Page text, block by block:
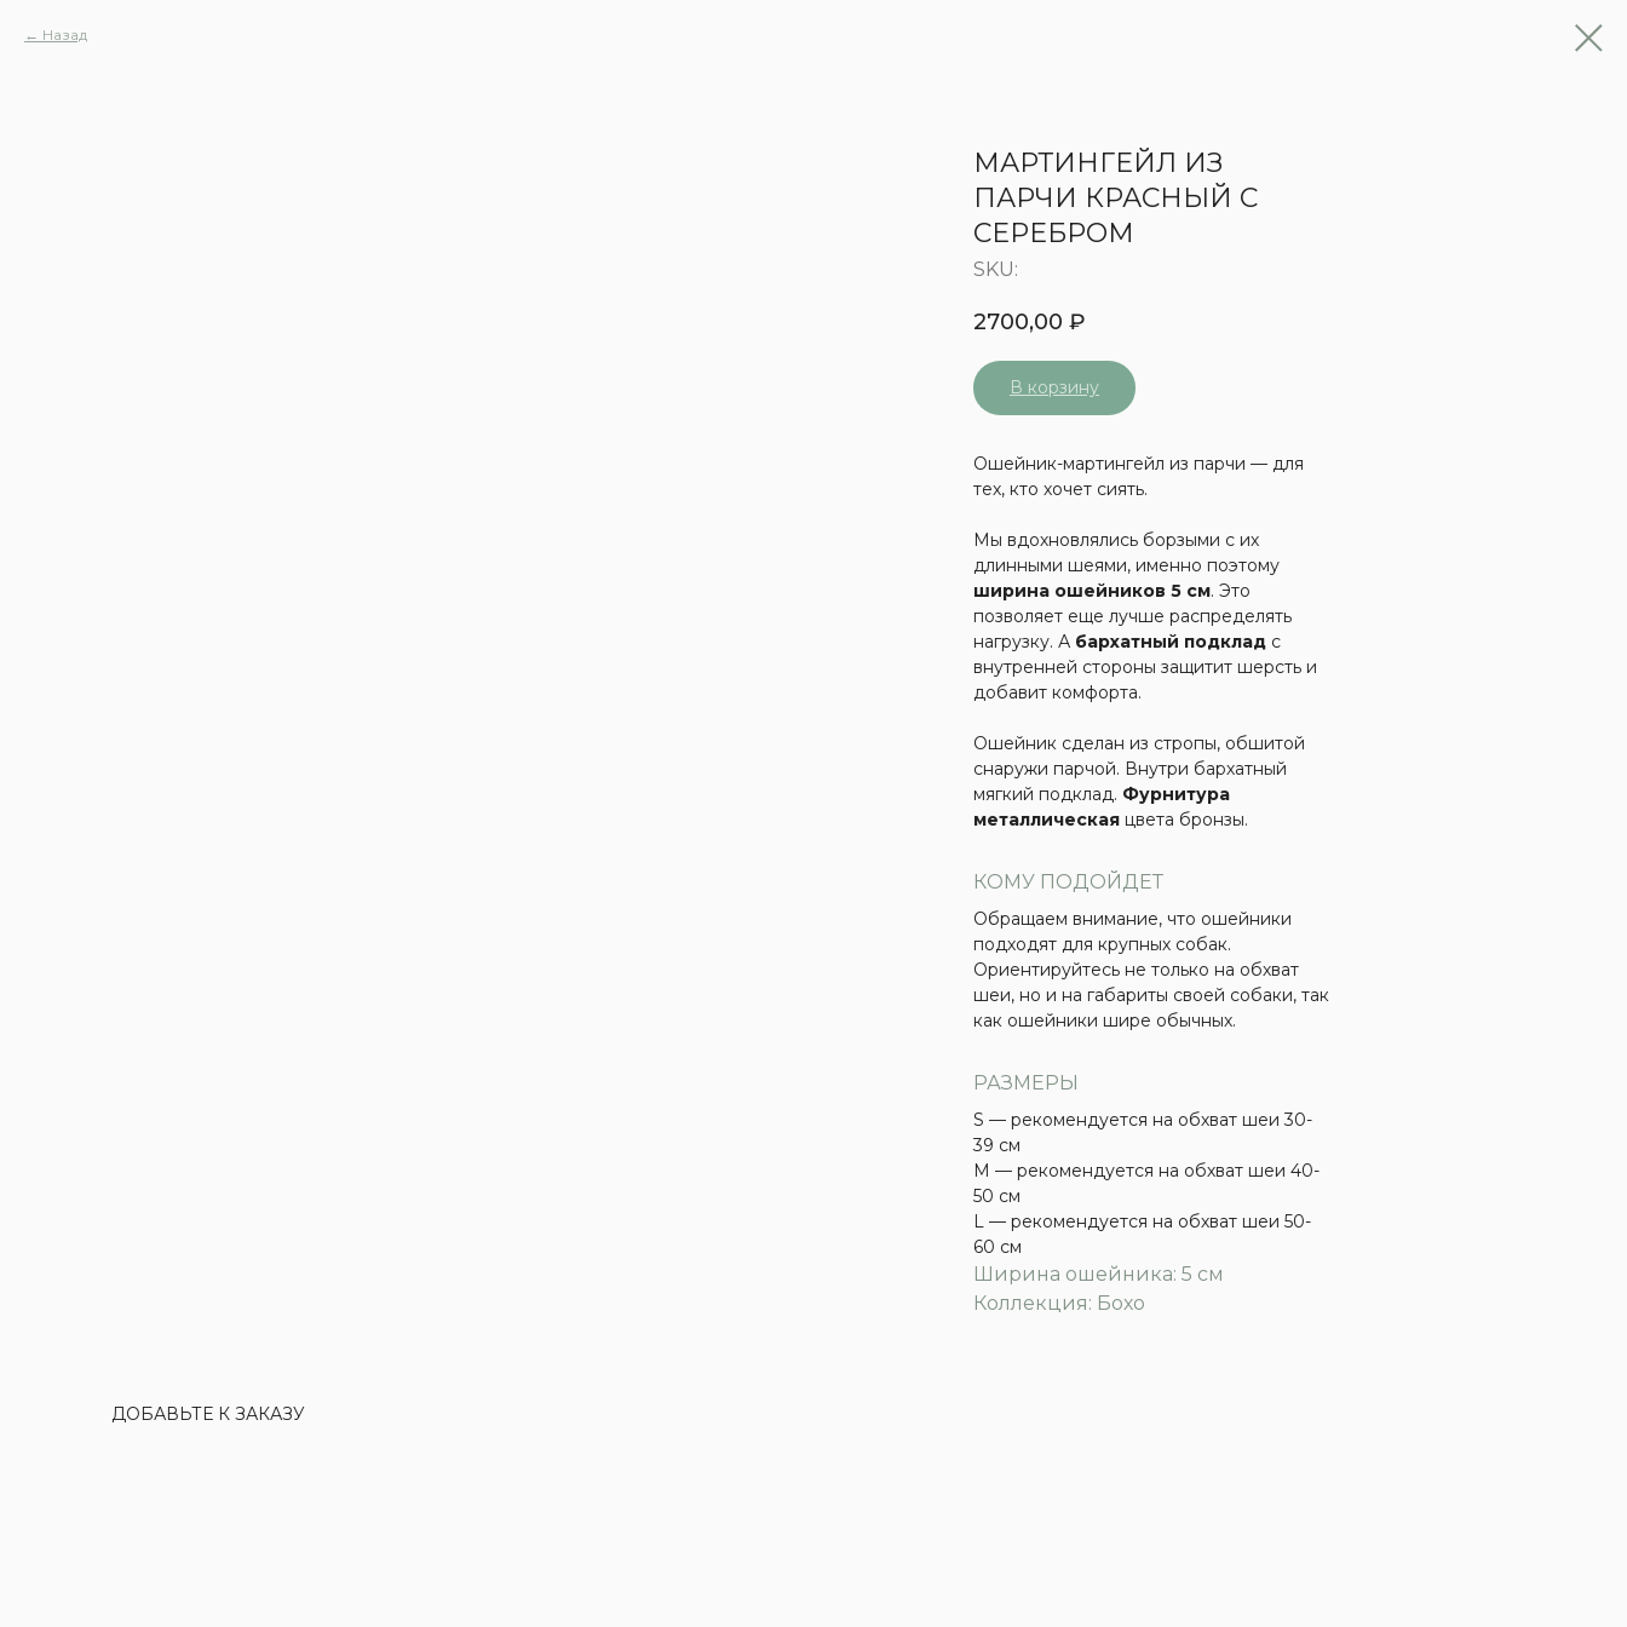
Назад
МАРТИНГЕЙЛ ИЗ
ПАРЧИ КРАСНЫЙ С
СЕРЕБРОМ
SKU:
2700,00 ₽
В корзину
Ошейник-мартингейл из парчи — для
тех, кто хочет сиять.
Мы вдохновлялись борзыми с их
длинными шеями, именно поэтому
ширина ошейников 5 см. Это
позволяет еще лучше распределять
нагрузку. А бархатный подкладс
внутренней стороны защитит шерсть и
добавит комфорта.
Ошейник сделан из стропы, обшитой
снаружи парчой. Внутри бархатный
мягкий подклад. Фурнитура
металлическаяцвета бронзы.
КОМУ ПОДОЙДЕТ
Обращаем внимание, что ошейники
подходят для крупных собак.
Ориентируйтесь не только на обхват
шеи, но и на габариты своей собаки, так
как ошейники шире обычных.
РАЗМЕРЫ
S — рекомендуется на обхват шеи 30-
39 см
M — рекомендуется на обхват шеи 40-
50 см
L — рекомендуется на обхват шеи 50-
60 см
Ширина ошейника: 5 см
Коллекция: Бохо
ДОБАВЬТЕ К ЗАКАЗУ